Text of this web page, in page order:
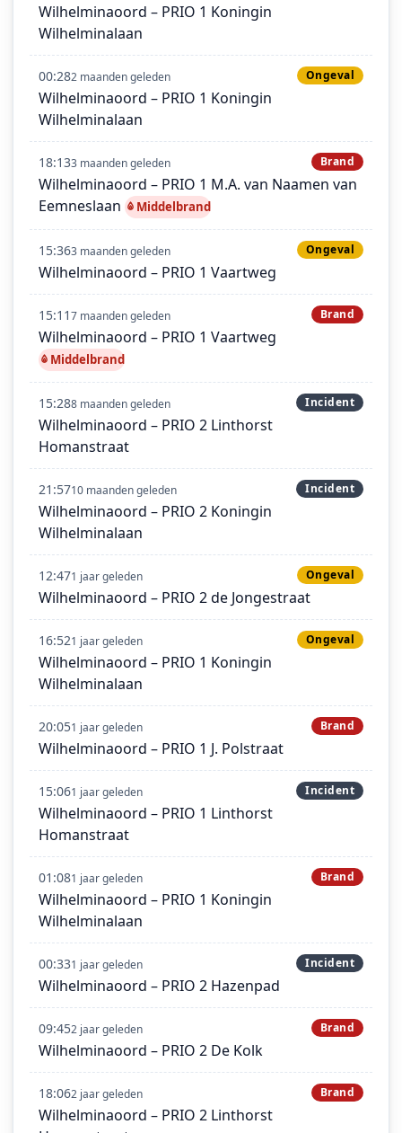
Wilhelminaoord – PRIO 1 Koningin
Wilhelminalaan
00:282 maanden geleden Ongeval
Wilhelminaoord – PRIO 1 Koningin
Wilhelminalaan
18:133 maanden geleden Brand
Wilhelminaoord – PRIO 1 M.A. van Naamen van
Eemneslaan
Middelbrand
15:363 maanden geleden Ongeval
Wilhelminaoord – PRIO 1 Vaartweg
15:117 maanden geleden Brand
Wilhelminaoord – PRIO 1 Vaartweg
Middelbrand
15:288 maanden geleden Incident
Wilhelminaoord – PRIO 2 Linthorst
Homanstraat
21:5710 maanden geleden Incident
Wilhelminaoord – PRIO 2 Koningin
Wilhelminalaan
12:471 jaar geleden Ongeval
Wilhelminaoord – PRIO 2 de Jongestraat
16:521 jaar geleden Ongeval
Wilhelminaoord – PRIO 1 Koningin
Wilhelminalaan
20:051 jaar geleden Brand
Wilhelminaoord – PRIO 1 J. Polstraat
15:061 jaar geleden Incident
Wilhelminaoord – PRIO 1 Linthorst
Homanstraat
01:081 jaar geleden Brand
Wilhelminaoord – PRIO 1 Koningin
Wilhelminalaan
00:331 jaar geleden Incident
Wilhelminaoord – PRIO 2 Hazenpad
09:452 jaar geleden Brand
Wilhelminaoord – PRIO 2 De Kolk
18:062 jaar geleden Brand
Wilhelminaoord – PRIO 2 Linthorst